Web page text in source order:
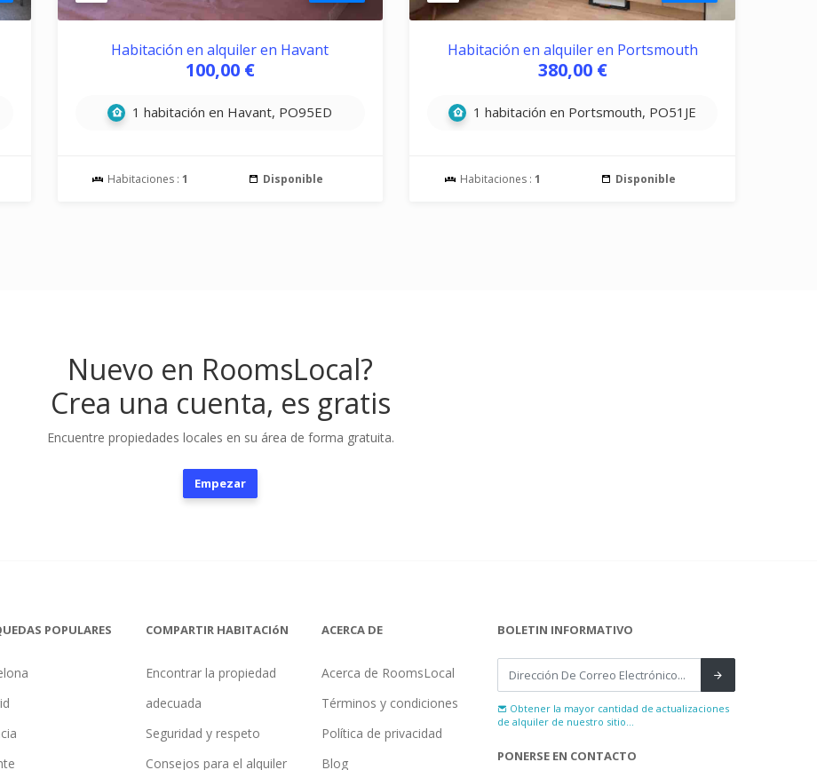
Habitación en alquiler en Havant
100,00 €
1 habitación en Havant, PO95ED
Habitaciones :1 Disponible
Habitación en alquiler en Portsmouth
380,00 €
1 habitación en Portsmouth, PO51JE
Habitaciones : 1 Disponible
Nuevo en RoomsLocal?
Crea una cuenta, es gratis
Encuentre propiedades locales en su área de forma gratuita.
Empezar
POPULARES COMPARTIR HABITACIóN
Encontrar la propiedad
adecuada
Seguridad y respeto
Consejos para el alquiler
ACERCA DE
Acerca de RoomsLocal
Términos y condiciones
Política de privacidad
Blog
BOLETIN INFORMATIVO
Obtener la mayor cantidad de actualizaciones
de alquiler de nuestro sitio...
PONERSE EN CONTACTO